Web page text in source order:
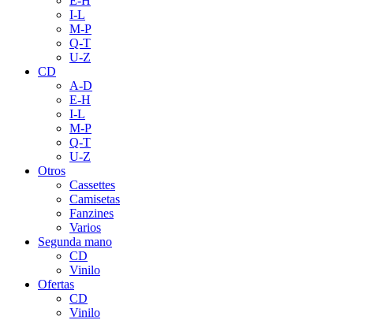
I-L
M-P
Q-T
U-Z
CD
A-D
E-H
I-L
M-P
Q-T
U-Z
Otros
Cassettes
Camisetas
Fanzines
Varios
Segunda mano
CD
Vinilo
Ofertas
CD
Vinilo